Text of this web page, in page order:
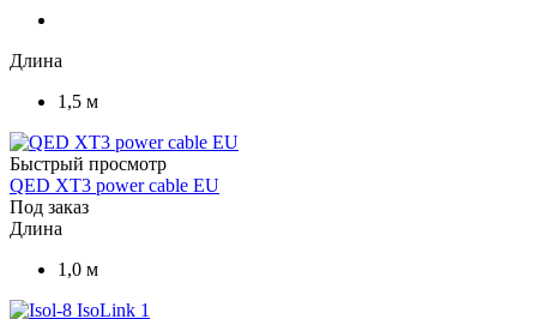
Длина
1,5 м
Быстрый просмотр
QED XT3 power cable EU
Под заказ
Длина
1,0 м